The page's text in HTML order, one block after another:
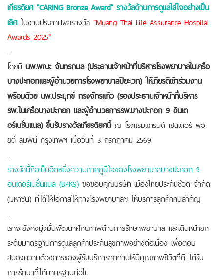
เกียรติยศ "CARING Bronze Award" รางวัลด้านการดูแลใส่ใจอย่างเป็น
เลิศในงานประกาศผลรางวัล "Muang Thai Life Assurance Hospital
Awards 2025"
.
โดยมี นพ.พณะ จันทรกมล (ประธานเจ้าหน้าที่บริหารโรงพยาบาลในเครือ
บางปะกอกและผู้อำนวยการโรงพยาบาลปิยะเวท) ให้เกียรติเข้าร่วมงาน
พร้อมด้วย นพ.ประมุกข์ ทรงจักรแก้ว (รองประธานเจ้าหน้าที่บริหาร
รพ.ในเครือบางปะกอก และผู้อำนวยการรพ.บางปะกอก 9 อินเต
อร์เนชั่นเเนล) ขึ้นรับรางวัลเกียรติยศนี้ณ โรงแรมแกรนด์ เซนเตอร์ พอ
ยต์ ลุมพินี กรุงเทพฯ เมื่อวันที่ 3 กรกฎาคม 2569
.
รางวัลนี้ถือเป็นอีกหนึ่งความภาคภูมิใจของโรงพยาบาลบางปะกอก 9
อินเตอร์เนชั่นแนล (BPK9) ขอขอบคุณบริษัท เมืองไทยประกันชีวิต จำกัด
(มหาชน) ที่ได้ให้โอกาสให้ทางโรงพยาบาลฯ ให้บริการลูกค้าคนสำคัญ
.
เราจะยังคงมุ่งมั่นพัฒนาศักยภาพด้านการรักษาพยาบาล และเดินหน้ายก
ระดับมาตรฐานการดูแลลูกค้าประกันสุขภาพอย่างต่อเนื่อง เพื่อตอบ
สนองความต้องการของผู้รับบริการทุกท่านให้มีคุณภาพชีวิตที่ดี ได้รับ
การรักษาที่ได้มาตรฐานต่อไป